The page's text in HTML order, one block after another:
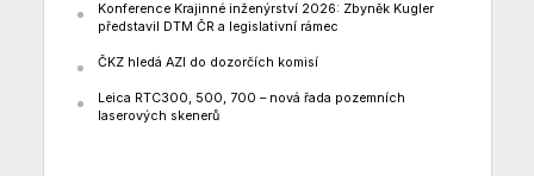
Konference Krajinné inženýrství 2026: Zbyněk Kugler
představil DTM ČR a legislativní rámec
ČKZ hledá AZI do dozorčích komisí
Leica RTC300, 500, 700 – nová řada pozemních
laserových skenerů